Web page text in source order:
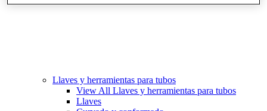
Llaves y herramientas para tubos
View All Llaves y herramientas para tubos
Llaves